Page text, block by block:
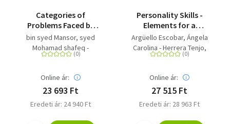
Categories of
Problems Faced by
First Year Students in
Malaysia
bin syed Mansor, syed
Mohamad shafeq -
Madanian, Latifeh
Online ár:
23 693 Ft
Eredeti ár: 24 940 Ft
Personality Skills -
Elements for a
Resilient School
Orientation
Argüello Escobar, Ángela
Carolina - Herrera Tenjo,
Yenni Marcela - Campaz
Online ár:
27 515 Ft
Eredeti ár: 28 963 Ft